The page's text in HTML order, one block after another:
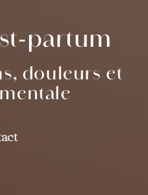
douleurs et